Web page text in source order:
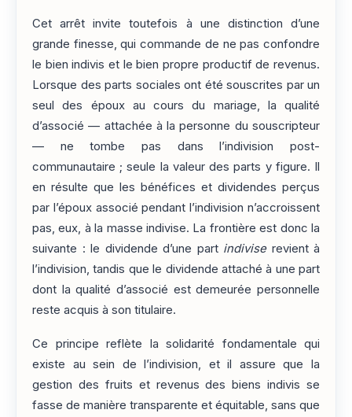
Cet arrêt invite toutefois à une distinction d’une
grande finesse, qui commande de ne pas confondre
le bien indivis et le bien propre productif de revenus.
Lorsque des parts sociales ont été souscrites par un
seul des époux au cours du mariage, la qualité
d’associé — attachée à la personne du souscripteur
— ne tombe pas dans l’indivision post-
communautaire ; seule la valeur des parts y figure. Il
en résulte que les bénéfices et dividendes perçus
par l’époux associé pendant l’indivision n’accroissent
pas, eux, à la masse indivise. La frontière est donc la
suivante : le dividende d’une part indiviserevient à
l’indivision, tandis que le dividende attaché à une part
dont la qualité d’associé est demeurée personnelle
reste acquis à son titulaire.
Ce principe reflète la solidarité fondamentale qui
existe au sein de l’indivision, et il assure que la
gestion des fruits et revenus des biens indivis se
fasse de manière transparente et équitable, sans que